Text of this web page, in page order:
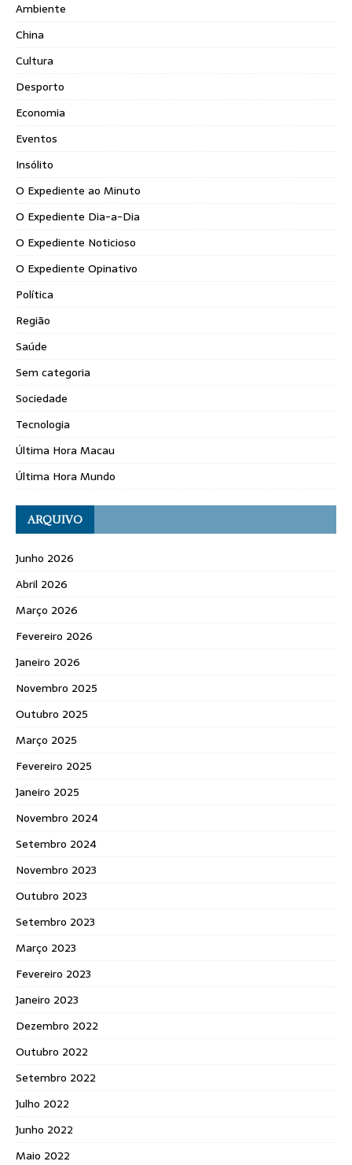
Ambiente
China
Cultura
Desporto
Economia
Eventos
Insólito
O Expediente ao Minuto
O Expediente Dia-a-Dia
O Expediente Noticioso
O Expediente Opinativo
Política
Região
Saúde
Sem categoria
Sociedade
Tecnologia
Última Hora Macau
Última Hora Mundo
ARQUIVO
Junho 2026
Abril 2026
Março 2026
Fevereiro 2026
Janeiro 2026
Novembro 2025
Outubro 2025
Março 2025
Fevereiro 2025
Janeiro 2025
Novembro 2024
Setembro 2024
Novembro 2023
Outubro 2023
Setembro 2023
Março 2023
Fevereiro 2023
Janeiro 2023
Dezembro 2022
Outubro 2022
Setembro 2022
Julho 2022
Junho 2022
Maio 2022